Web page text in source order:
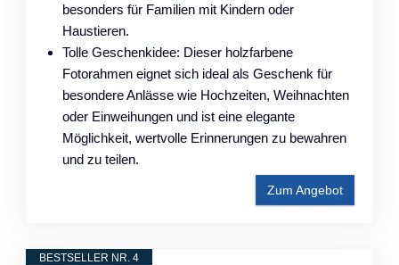
besonders für Familien mit Kindern oder
Haustieren.
Tolle Geschenkidee: Dieser holzfarbene
Fotorahmen eignet sich ideal als Geschenk für
besondere Anlässe wie Hochzeiten, Weihnachten
oder Einweihungen und ist eine elegante
Möglichkeit, wertvolle Erinnerungen zu bewahren
und zu teilen.
Zum Angebot
BESTSELLER NR. 4